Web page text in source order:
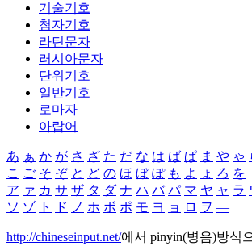
기술기호
첨자기호
라틴문자
러시아문자
단위기호
일반기호
로마자
아랍어
あ ぁ か が さ ざ た だ な は ば ぱ ま や ゃ
こ ご そ ぞ と ど の ほ ぼ ぽ も よ ょ ろ を
ア ァ カ サ ザ タ ダ ナ ハ バ パ マ ヤ ャ ラ
ソ ゾ ト ド ノ ホ ボ ポ モ ヨ ョ ロ ヲ ―
http://chineseinput.net/에서 pinyin(병음)방식